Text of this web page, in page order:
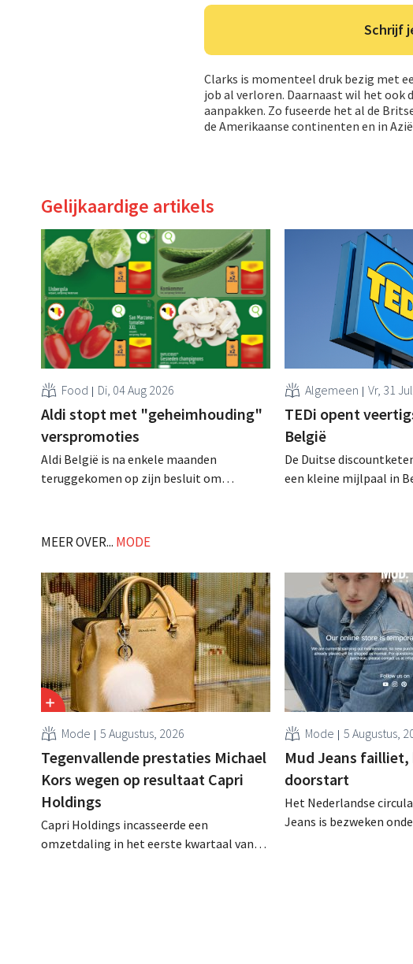
Schrijf
Clarks is momenteel druk bezig met
job al verloren. Daarnaast wil het ook
aanpakken. Zo fuseerde het al de
de Amerikaanse continenten en in
Gelijkaardige artikels
Food Di, 04 Aug 2026
Aldi stopt met "geheimhouding"
verspromoties
Aldi België is na enkele maanden
teruggekomen op zijn besluit om
zondag voor ze in werking treden: "Onze
worden." .
Algemeen Vr, 31
TEDi opent
België
De Duitse
een kleine mijlpaal in
MEER OVER... MODE
Mode 5 Augustus, 2026
Tegenvallende prestaties Michael
Kors wegen op resultaat Capri
Holdings
Capri Holdings incasseerde een
omzetdaling in het eerste kwartaal van
Mode 5 Augustus,
Mud Jeans
doorstart
Het Nederlandse
Jeans is bezweken